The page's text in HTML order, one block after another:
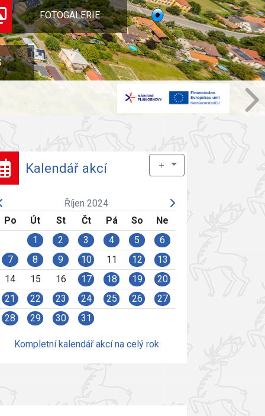
FOTOGALERIE
Kalendář akcí ＋
Říjen 2024
Po
Út St Čt Pá So
Ne
1
2 3 4 5
6
7
8 9 10 11 12
13
14
15 16 17 18 19
20
21
22 23 24 25 26
27
28
29 30 31
Kompletní kalendář akcí na celý rok